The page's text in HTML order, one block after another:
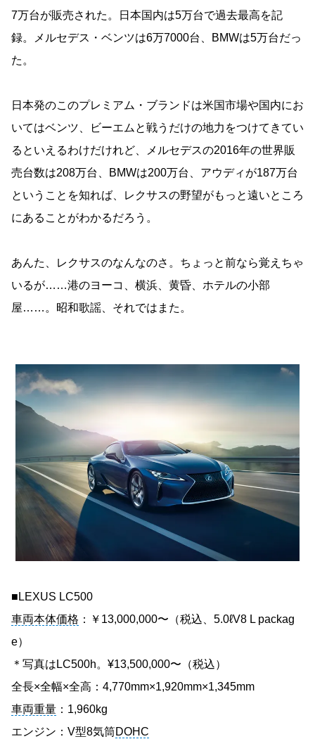
7万台が販売された。日本国内は5万台で過去最高を記
録。メルセデス・ベンツは6万7000台、BMWは5万台だっ
た。
日本発のこのプレミアム・ブランドは米国市場や国内にお
いてはベンツ、ビーエムと戦うだけの地力をつけてきてい
るといえるわけだけれど、メルセデスの2016年の世界販
売台数は208万台、BMWは200万台、アウディが187万台
ということを知れば、レクサスの野望がもっと遠いところ
にあることがわかるだろう。
あんた、レクサスのなんなのさ。ちょっと前なら覚えちゃ
いるが……港のヨーコ、横浜、黄昏、ホテルの小部
屋……。昭和歌謡、それではまた。
■LEXUS LC500
車両本体価格 ：￥13,000,000〜（税込、5.0ℓV8 L packag
e）
＊写真はLC500h。¥13,500,000〜（税込）
全長×全幅×全高：4,770mm×1,920mm×1,345mm
車両重量 ：1,960kg
エンジン：V型8気筒DOHC